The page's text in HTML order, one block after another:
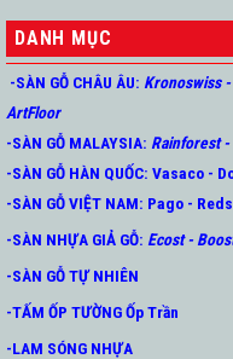
DANH MỤC
-SÀN GỖ CHÂU ÂU: Kronoswiss-
ArtFloor
-SÀN GỖ MALAYSIA: Rainforest-
-SÀN GỖ HÀN QUỐC: Vasaco -
-SÀN GỖ VIỆT NAM: Pago -
-SÀN NHỰA GIẢ GỖ: Ecost-
-SÀN GỖ TỰ NHIÊN
-TẤM ỐP TƯỜNG Ốp Trần
-LAM SÓNG NHỰA